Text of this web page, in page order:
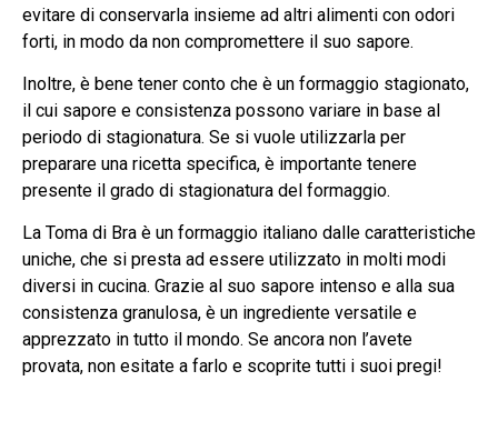
evitare di conservarla insieme ad altri alimenti con odori
forti, in modo da non compromettere il suo sapore.
Inoltre, è bene tener conto che è un formaggio stagionato,
il cui sapore e consistenza possono variare in base al
periodo di stagionatura. Se si vuole utilizzarla per
preparare una ricetta specifica, è importante tenere
presente il grado di stagionatura del formaggio.
La Toma di Bra è un formaggio italiano dalle caratteristiche
uniche, che si presta ad essere utilizzato in molti modi
diversi in cucina. Grazie al suo sapore intenso e alla sua
consistenza granulosa, è un ingrediente versatile e
apprezzato in tutto il mondo. Se ancora non l’avete
provata, non esitate a farlo e scoprite tutti i suoi pregi!